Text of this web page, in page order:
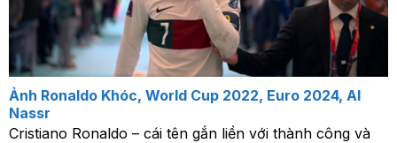
Ảnh Ronaldo Khóc, World Cup 2022, Euro 2024, Al
Nassr
Cristiano Ronaldo – cái tên gắn liền với thành công và